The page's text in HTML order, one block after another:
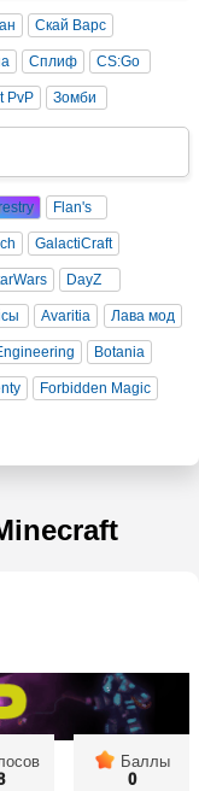
Скай Варс
Сплиф CS:Go
PvP Зомби
Flan's
GalactiCraft
DayZ
Avaritia Лава мод
Botania
Forbidden Magic
Баллы
0